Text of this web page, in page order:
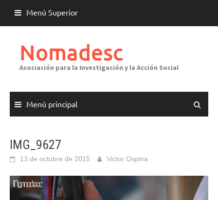
contenido
Menú Superior
Nomadesc
Asociación para la Investigación y la Acción Social
Menú principal
IMG_9627
13 de octubre de 2015 Victor Ospina